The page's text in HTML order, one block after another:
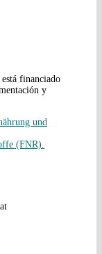
financiado
y
und
(FNR).